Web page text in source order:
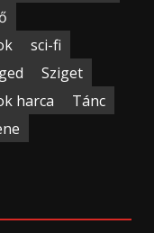
sci-fi
Sziget
harca
Tánc